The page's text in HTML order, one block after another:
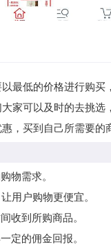
最低的价格进行购
家可以及时的去挑
，买到自己所需要的
物需求。
用户购物更便宜。
收到所购商品。
定的佣金回报。